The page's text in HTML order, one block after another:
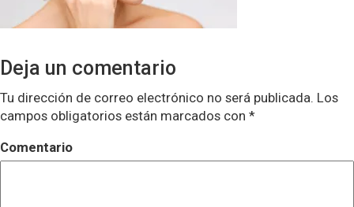
Deja un comentario
Tu dirección de correo electrónico no será publicada. Los
campos obligatorios están marcados con *
Comentario